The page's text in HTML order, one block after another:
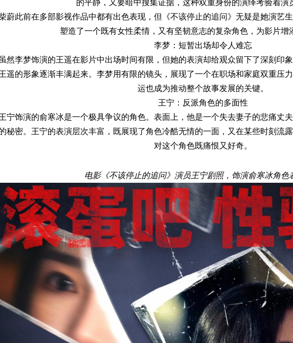
的平静，又要暗中搜集证据，这种双重身份的演绎考验着演
蔚此前在多部影视作品中都有出色表现，但《不该停止的追问》无疑是她演艺
塑造了一个既有女性柔情，又有坚韧意志的复杂角色，为影片增
李梦：短暂出场却令人难忘
然李梦饰演的王遥在影片中出场时间有限，但她的表演却给观众留下了深刻印
遥的形象逐渐丰满起来。李梦用有限的镜头，展现了一个在职场和家庭双重压
运也成为推动整个故事发展的关键。
王宁：反派角色的多面性
宁饰演的俞寒冰是一个极具争议的角色。表面上，他是一个失去妻子的悲痛丈
秘密。王宁的表演层次丰富，既展现了角色冷酷无情的一面，又在某些时刻流
对这个角色既痛恨又好奇。
电影《不该停止的追问》演员王宁剧照，饰演俞寒冰角色